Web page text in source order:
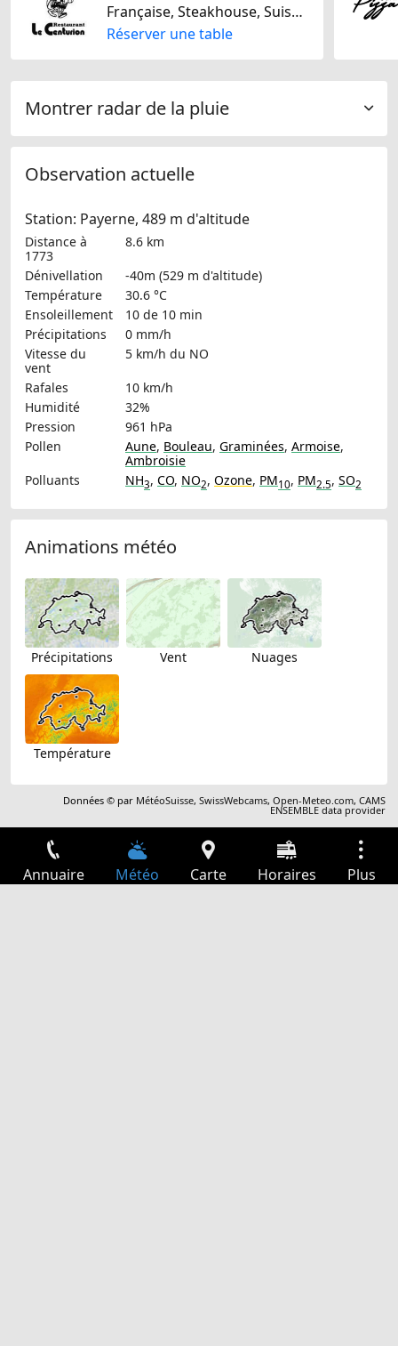
Française, Steakhouse, Suisse, Portugaise, Italienne, Sans lactose, Sans gluten, Halal, Sans noix, Plats bio
Réserver une table
Montrer radar de la pluie
Observation actuelle
Station: Payerne, 489 m d'altitude
Distance à
1773
8.6 km
Dénivellation
-40m (529 m d'altitude)
Température
30.6 °C
Ensoleillement
10 de 10 min
Précipitations
0 mm/h
Vitesse du
vent
5 km/h du NO
Rafales
10 km/h
Humidité
32%
Pression
961 hPa
Pollen
Aune, Bouleau, Graminées, Armoise,
Ambroisie
Polluants
NH3, CO, NO2, Ozone, PM10, PM2.5, SO2
Animations météo
Précipitations Vent Nuages
Température
Données © par MétéoSuisse,SwissWebcams,Open-Meteo.com,CAMS
ENSEMBLE data provider
Annuaire Météo Carte Horaires Plus